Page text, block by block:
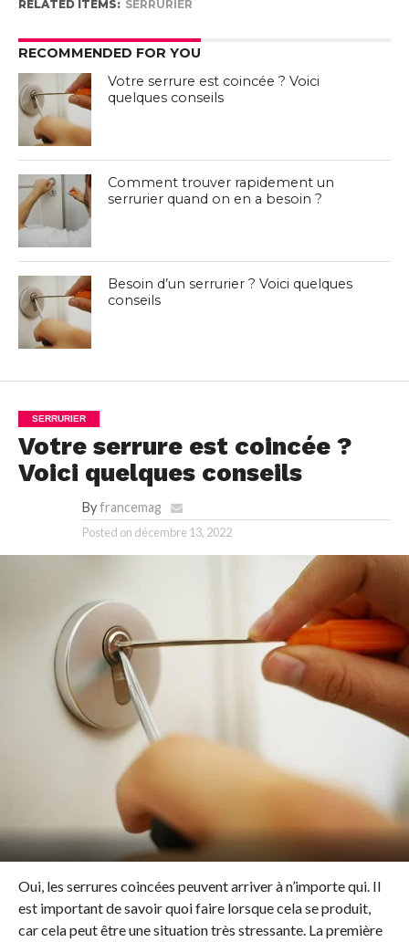
RELATED ITEMS: SERRURIER
RECOMMENDED FOR YOU
Votre serrure est coincée ? Voici
quelques conseils
Comment trouver rapidement un
serrurier quand on en a besoin ?
Besoin d’un serrurier ? Voici quelques
conseils
SERRURIER
Votre serrure est coincée ?
Voici quelques conseils
By francemag
Posted on décembre 13, 2022
Oui, les serrures coincées peuvent arriver à n’importe qui. Il
est important de savoir quoi faire lorsque cela se produit,
car cela peut être une situation très stressante. La première